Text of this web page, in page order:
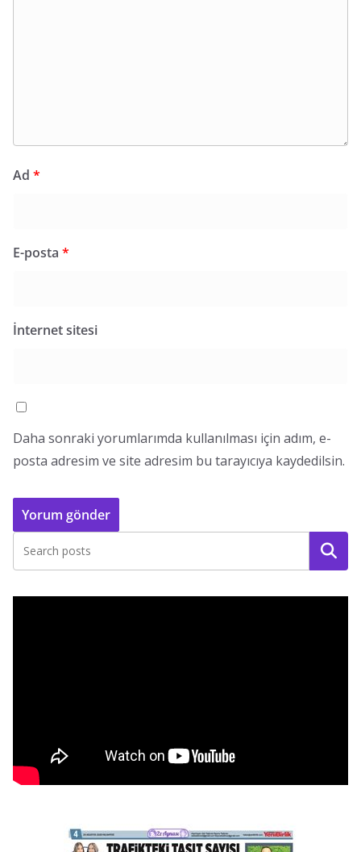
Ad *
E-posta *
İnternet sitesi
Daha sonraki yorumlarımda kullanılması için adım, e-
posta adresim ve site adresim bu tarayıcıya kaydedilsin.
Ara